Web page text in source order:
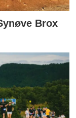
Brox